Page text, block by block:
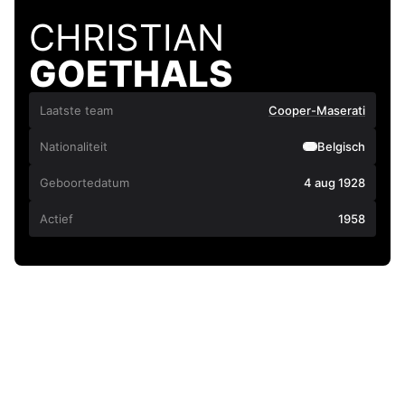
CHRISTIAN
GOETHALS
Laatste team Cooper-Maserati
Nationaliteit Belgisch
Geboortedatum 4 aug 1928
Actief 1958